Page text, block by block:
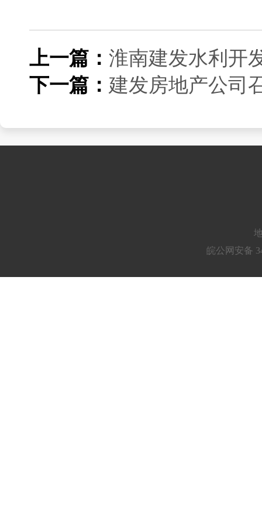
上一篇： 淮南建发水利开
下一篇： 建发房地产公司
皖公网安备